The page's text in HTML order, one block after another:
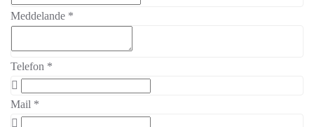
Meddelande *
Telefon *
Mail *